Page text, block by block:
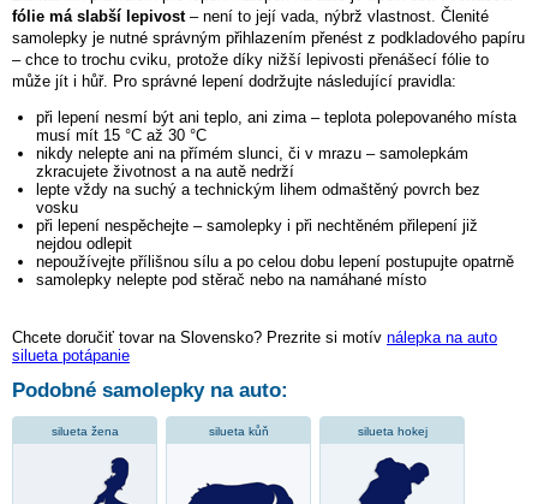
fólie má slabší lepivost– není to její vada, nýbrž vlastnost. Členité
samolepky je nutné správným přihlazením přenést z podkladového papíru
– chce to trochu cviku, protože díky nižší lepivosti přenášecí fólie to
může jít i hůř. Pro správné lepení dodržujte následující pravidla:
při lepení nesmí být ani teplo, ani zima – teplota polepovaného místa
musí mít 15 °C až 30 °C
nikdy nelepte ani na přímém slunci, či v mrazu – samolepkám
zkracujete životnost a na autě nedrží
lepte vždy na suchý a technickým lihem odmaštěný povrch bez
vosku
při lepení nespěchejte – samolepky i při nechtěném přilepení již
nejdou odlepit
nepoužívejte přílišnou sílu a po celou dobu lepení postupujte opatrně
samolepky nelepte pod stěrač nebo na namáhané místo
Chcete doručiť tovar na Slovensko? Prezrite si motív nálepka na auto
silueta potápanie
Podobné samolepky na auto:
silueta žena silueta kůň silueta hokej